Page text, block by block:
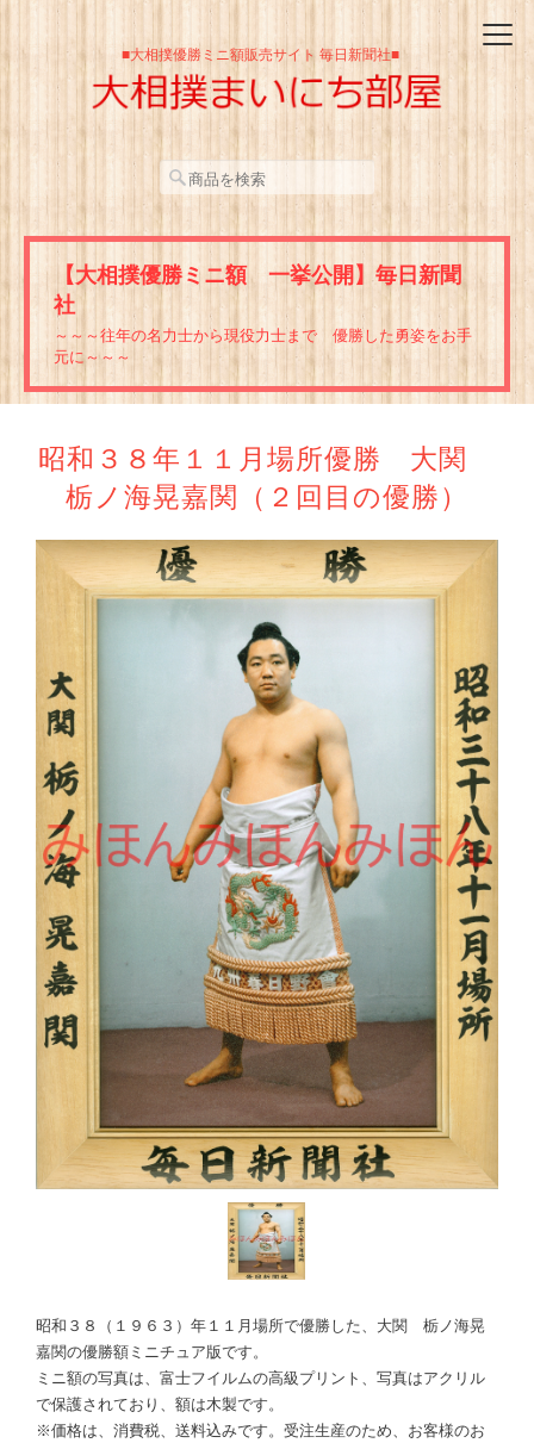
■大相撲優勝ミニ額販売サイト 毎日新聞社■
【大相撲優勝ミニ額 一挙公開】毎日新聞
社
～～～往年の名力士から現役力士まで 優勝した勇姿をお手
元に～～～
昭和３８年１１月場所優勝 大関
栃ノ海晃嘉関（２回目の優勝）
昭和３８（１９６３）年１１月場所で優勝した、大関 栃ノ海晃
嘉関の優勝額ミニチュア版です。
ミニ額の写真は、富士フイルムの高級プリント、写真はアクリル
で保護されており、額は木製です。
※価格は、消費税、送料込みです。受注生産のため、お客様のお